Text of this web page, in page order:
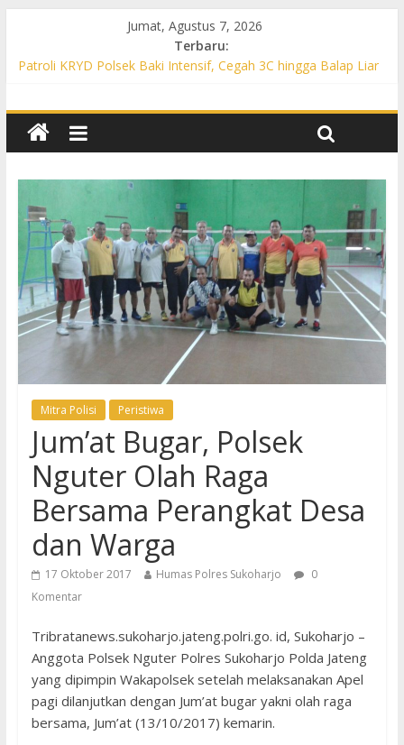
Jumat, Agustus 7, 2026
Terbaru:
Patroli KRYD Polsek Baki Intensif, Cegah 3C hingga Balap Liar
Permukiman, Warga Diajak Aktif Jaga Kamtibmas
Patroli Cegah Karhutla, Polsek Weru Sisir Lahan Kering dan
Patroli Blue Light KRYD Polsek Bendosari Sasar Objek Vital,
Polisi Ajak Warga Waspada dan Cegah Karhutla
Patroli Blue Light KRYD Polsek Kartasura Sasar Titik Rawan,
Cegah Kejahatan 3C
Mitra Polisi Peristiwa
Jum’at Bugar, Polsek
Nguter Olah Raga
Bersama Perangkat Desa
dan Warga
17 Oktober 2017 Humas Polres Sukoharjo
0
Komentar
Tribratanews.sukoharjo.jateng.polri.go. id, Sukoharjo –
Anggota Polsek Nguter Polres Sukoharjo Polda Jateng
yang dipimpin Wakapolsek setelah melaksanakan Apel
pagi dilanjutkan dengan Jum’at bugar yakni olah raga
bersama, Jum’at (13/10/2017) kemarin.